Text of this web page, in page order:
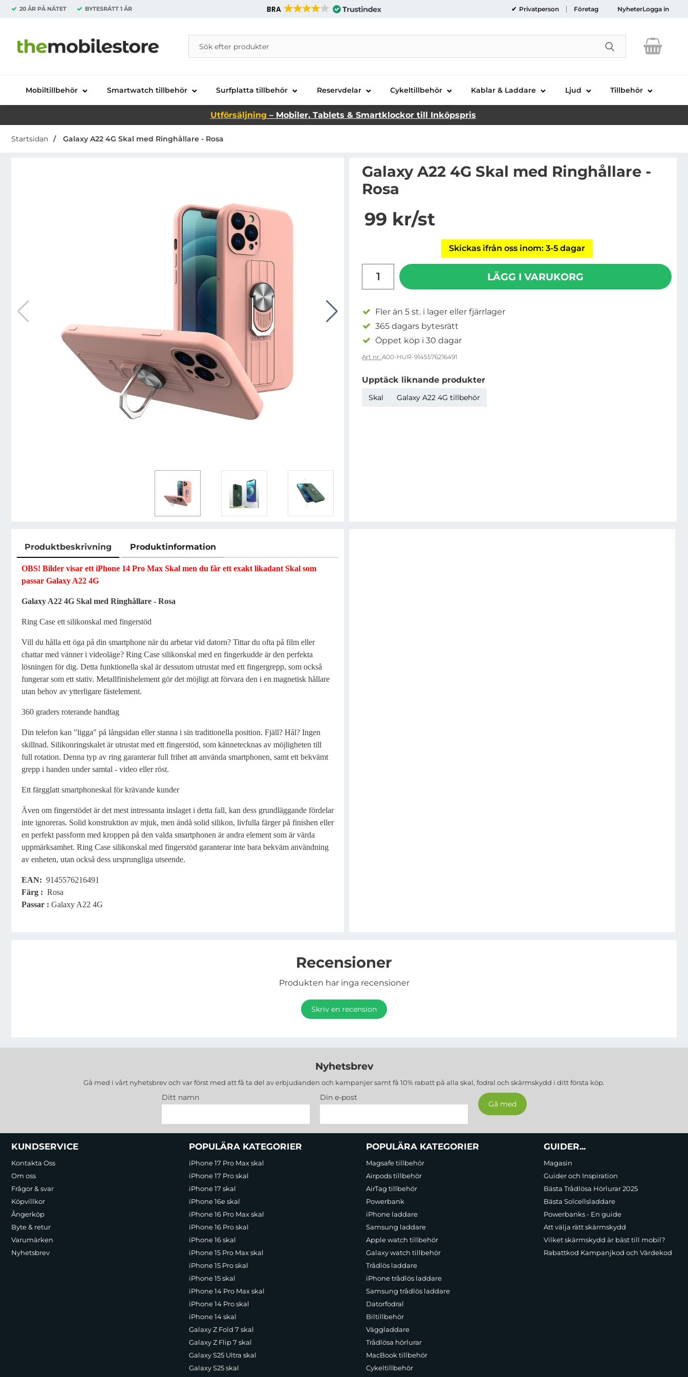
20 ÅR PÅ NÄTET BYTESRÄTT 1 ÅR BRA Privatperson Företag NyheterLogga in
Startsidan för Danira Telecom AB
Sök
Sök på Danira Telecom AB
Genomför
Mobiltillbehör Smartwatch tillbehör Surfplatta tillbehör Reservdelar Cykeltillbehör Kablar & Laddare Ljud Tillbehör
Utförsäljning – Mobiler, Tablets & Smartklockor till Inköpspris
Startsidan Galaxy A22 4G Skal med Ringhållare - Rosa
Galaxy A22 4G Skal med Ringhållare -
Rosa
pris
99 kr/st
Skickas ifrån oss inom: 3-5 dagar
LÄGG I VARUKORG
Fler än 5 st. i lager eller fjärrlager
365 dagars bytesrätt
Öppet köp i 30 dagar
Art nr: A00-HUR-9145576216491
Upptäck liknande produkter
Skal Galaxy A22 4G tillbehör
Produktbeskrivning Produktinformation
Produktbeskrivning
OBS! Bilder visar ett iPhone 14 Pro Max Skal men du får ett exakt likadant Skal som
passar Galaxy A22 4G
Galaxy A22 4G Skal med Ringhållare - Rosa
Ring Case ett silikonskal med fingerstöd
Vill du hålla ett öga på din smartphone när du arbetar vid datorn? Tittar du ofta på film eller
chattar med vänner i videoläge? Ring Case silikonskal med en fingerkudde är den perfekta
lösningen för dig. Detta funktionella skal är dessutom utrustat med ett fingergrepp, som också
fungerar som ett stativ. Metallfinishelement gör det möjligt att förvara den i en magnetisk hållare
utan behov av ytterligare fästelement.
360 graders roterande handtag
Din telefon kan "ligga" på långsidan eller stanna i sin traditionella position. Fjäll? Hål? Ingen
skillnad. Silikonringskalet är utrustat med ett fingerstöd, som kännetecknas av möjligheten till
full rotation. Denna typ av ring garanterar full frihet att använda smartphonen, samt ett bekvämt
grepp i handen under samtal - video eller röst.
Ett färgglatt smartphoneskal för krävande kunder
Även om fingerstödet är det mest intressanta inslaget i detta fall, kan dess grundläggande fördelar
inte ignoreras. Solid konstruktion av mjuk, men ändå solid silikon, livfulla färger på finishen eller
en perfekt passform med kroppen på den valda smartphonen är andra element som är värda
uppmärksamhet. Ring Case silikonskal med fingerstöd garanterar inte bara bekväm användning
av enheten, utan också dess ursprungliga utseende.
EAN: 9145576216491
Färg : Rosa
Passar : Galaxy A22 4G
Recensioner
Produkten har inga recensioner
Skriv en recension
Nyhetsbrev
Gå med i vårt nyhetsbrev och var först med att få ta del av erbjudanden och kampanjer samt få 10% rabatt på alla skal, fodral och skärmskydd i ditt första köp.
Ditt namn Din e-post
Sidfot Blandad info och länkar
KUNDSERVICE
Kontakta Oss
Om oss
Frågor & svar
Köpvillkor
Ångerköp
Byte & retur
Varumärken
Nyhetsbrev
POPULÄRA KATEGORIER
iPhone 17 Pro Max skal
iPhone 17 Pro skal
iPhone 17 skal
iPhone 16e skal
iPhone 16 Pro Max skal
iPhone 16 Pro skal
iPhone 16 skal
iPhone 15 Pro Max skal
iPhone 15 Pro skal
iPhone 15 skal
iPhone 14 Pro Max skal
iPhone 14 Pro skal
iPhone 14 skal
Galaxy Z Fold 7 skal
Galaxy Z Flip 7 skal
Galaxy S25 Ultra skal
Galaxy S25 skal
POPULÄRA KATEGORIER
Magsafe tillbehör
Airpods tillbehör
AirTag tillbehör
Powerbank
iPhone laddare
Samsung laddare
Apple watch tillbehör
Galaxy watch tillbehör
Trådlös laddare
iPhone trådlös laddare
Samsung trådlös laddare
Datorfodral
Biltillbehör
Väggladdare
Trådlösa hörlurar
MacBook tillbehör
Cykeltillbehör
GUIDER...
Magasin
Guider och Inspiration
Bästa Trådlösa Hörlurar 2025
Bästa Solcellsladdare
Powerbanks - En guide
Att välja rätt skärmskydd
Vilket skärmskydd är bäst till mobil?
Rabattkod Kampanjkod och Värdekod